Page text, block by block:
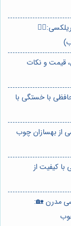
قیمت و نکات
با خستگی با
از بهسازان چوب
کیفیت از
مدرن 🏡: